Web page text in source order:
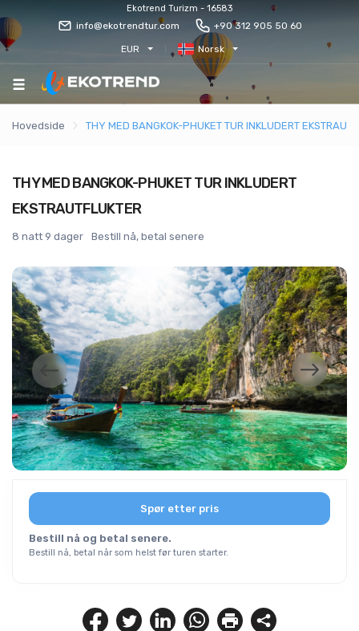
Ekotrend Turizm - 16583
info@ekotrendtur.com +90 312 905 50 60
EUR Norsk
Hovedside THY MED BANGKOK-PHUKET TUR INKLUDERT
THY MED BANGKOK-PHUKET TUR INKLUDERT
EKSTRAUTFLUKTER
8 natt 9 dager Bestill nå, betal senere
Spør etter pris
Bestill nå og betal senere.
Bestill nå, betal når som helst før turen starter.